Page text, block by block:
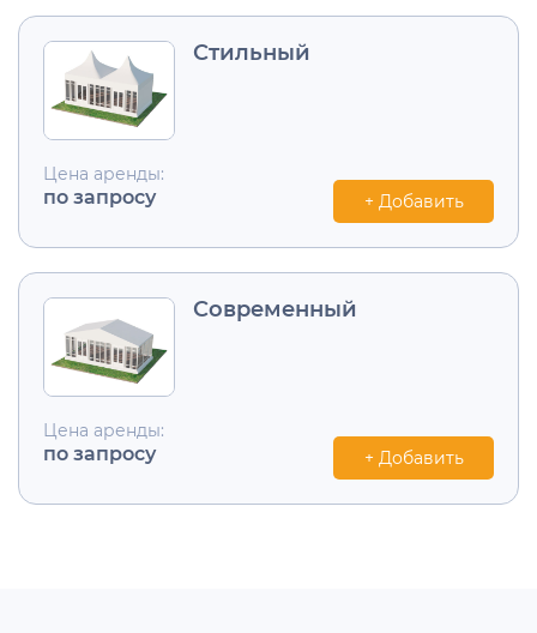
Стильный
Цена аренды:
по запросу + Добавить
Современный
Цена аренды:
по запросу + Добавить